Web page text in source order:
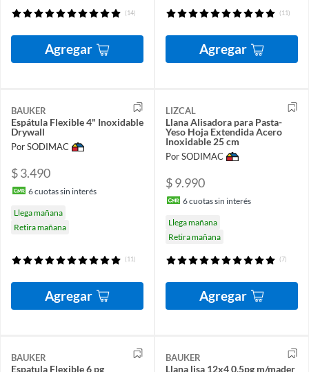
(14)
Agregar
(11)
Agregar
BAUKER
Espátula Flexible 4" Inoxidable
Drywall
Por SODIMAC
$ 3.490
6cuotas sin interés
Llega mañana
Retira mañana
(11)
Agregar
LIZCAL
Llana Alisadora para Pasta-
Yeso Hoja Extendida Acero
Inoxidable 25 cm
Por SODIMAC
$ 9.990
6cuotas sin interés
Llega mañana
Retira mañana
(7)
Agregar
BAUKER
Espatula Flexible 6 pg
BAUKER
Llana lisa 12x4 0,5pg m/mader